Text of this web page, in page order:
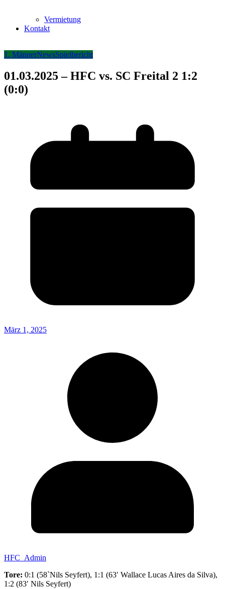
Vermietung
Kontakt
1. MännerNewsSpielbericht
01.03.2025 – HFC vs. SC Freital 2 1:2
(0:0)
März 1, 2025
HFC_Admin
Tore: 0:1 (58`Nils Seyfert), 1:1 (63′ Wallace Lucas Aires da Silva),
1:2 (83′ Nils Seyfert)